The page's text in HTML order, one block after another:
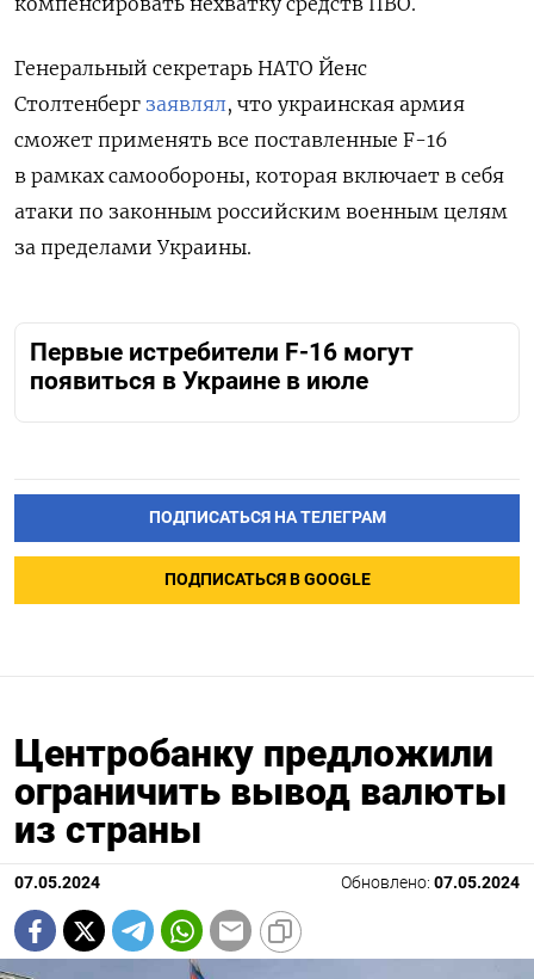
Генеральный секретарь НАТО Йенс
Столтенберг заявлял, что украинская армия
сможет применять все поставленные F-16
в рамках самообороны, которая включает в себя
атаки по законным российским военным целям
за пределами Украины.
Первые истребители F-16 могут
появиться в Украине в июле
ПОДПИСАТЬСЯ НА ТЕЛЕГРАМ
ПОДПИСАТЬСЯ В GOOGLE
Центробанку предложили
ограничить вывод валюты
из страны
07.05.2024 Обновлено: 07.05.2024